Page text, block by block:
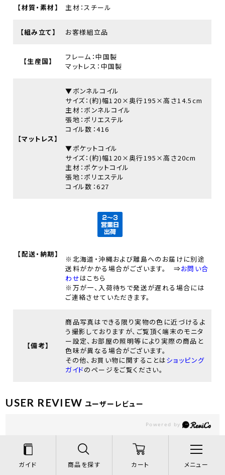
【材質・素材】 主材：スチール
【組み立て】 お客様組立品
【生産国】
フレーム：中国製
マットレス：中国製
【マットレス】
▼ボンネルコイル
サイズ：(約)幅120×奥行195×高さ14.5cm
主材：ボンネルコイル
張地：ポリエステル
コイル数：416
▼ポケットコイル
サイズ：(約)幅120×奥行195×高さ20cm
主材：ポケットコイル
張地：ポリエステル
コイル数：627
【配送・納期】
※北海道・沖縄および離島へのお届けに別途
送料がかかる場合がございます。 ⇒お問い合
わせはこちら
※万が一、入荷待ちで発送が遅れる場合には
ご連絡させていただきます。
【備考】
商品写真はできる限り実物の色に近づけるよ
う撮影しておりますが、ご覧頂く端末のモニタ
ー設定、お部屋の照明等により実際の商品と
色味が異なる場合がございます。
その他、お買い物に関することはショッピング
ガイドのページをご覧ください。
USER REVIEW ユーザーレビュー
0.0
0